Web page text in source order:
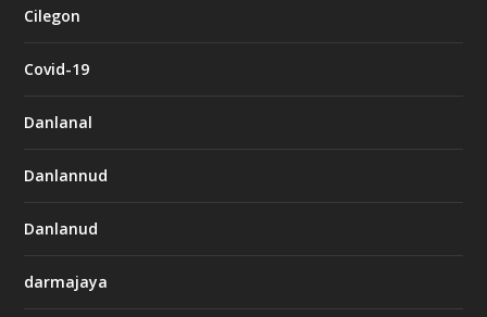
Cilegon
Covid-19
Danlanal
Danlannud
Danlanud
darmajaya